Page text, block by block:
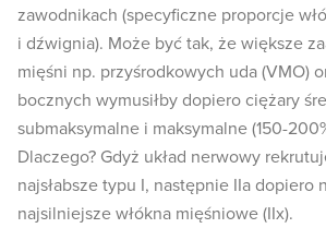
zawodnikach (specyficzne proporcje
i dźwignia). Może być tak, że większe
mięśni np. przyśrodkowych uda (VMO)
bocznych wymusiłby dopiero ciężary
submaksymalne i maksymalne (150-
Dlaczego? Gdyż układ nerwowy
najsłabsze typu I, następnie IIa dopiero
najsilniejsze włókna mięśniowe (IIx).